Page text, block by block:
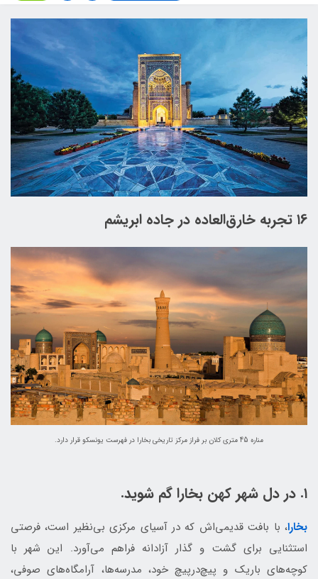
۱6 تجربه خارق‌العاده در جاده ابریشم
مناره 45 متری کلان بر فراز مرکز تاریخی بخارا در فهرست یونسکو قرار دارد.
۱. در دل شهر کهن بخارا گم شوید.
بخارا، با بافت قدیمی‌اش که در آسیای مرکزی بی‌نظیر است، فرصتی
استثنایی برای گشت و گذار آزادانه فراهم می‌آورد. این شهر با
کوچه‌های باریک و پیچ‌درپیچ خود، مدرسه‌ها، آرامگاه‌های صوفی،